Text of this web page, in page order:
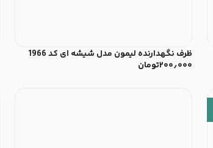
ظرف نگهدارنده لیمون مدل شیشه ای کد 1966
۲۰۰٫۰۰۰تومان